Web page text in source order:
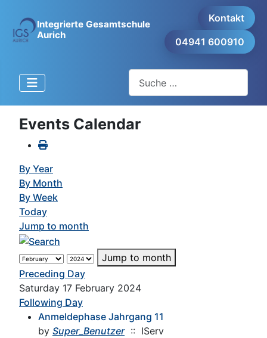
Integrierte Gesamtschule
Aurich
Kontakt
04941 600910
Events Calendar
By Year
By Month
By Week
Today
Jump to month
Jump to month
Preceding Day
Saturday 17 February 2024
Following Day
Anmeldephase Jahrgang 11
by Super_Benutzer:: IServ